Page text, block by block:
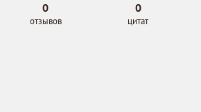
0
отзывов
0
цитат